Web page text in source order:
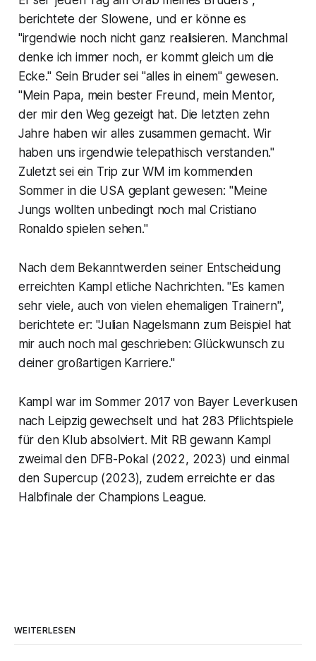
berichtete der Slowene, und er könne es
"irgendwie noch nicht ganz realisieren. Manchmal
denke ich immer noch, er kommt gleich um die
Ecke." Sein Bruder sei "alles in einem" gewesen.
"Mein Papa, mein bester Freund, mein Mentor,
der mir den Weg gezeigt hat. Die letzten zehn
Jahre haben wir alles zusammen gemacht. Wir
haben uns irgendwie telepathisch verstanden."
Zuletzt sei ein Trip zur WM im kommenden
Sommer in die USA geplant gewesen: "Meine
Jungs wollten unbedingt noch mal Cristiano
Ronaldo spielen sehen."
Nach dem Bekanntwerden seiner Entscheidung
erreichten Kampl etliche Nachrichten. "Es kamen
sehr viele, auch von vielen ehemaligen Trainern",
berichtete er: "Julian Nagelsmann zum Beispiel hat
mir auch noch mal geschrieben: Glückwunsch zu
deiner großartigen Karriere."
Kampl war im Sommer 2017 von Bayer Leverkusen
nach Leipzig gewechselt und hat 283 Pflichtspiele
für den Klub absolviert. Mit RB gewann Kampl
zweimal den DFB-Pokal (2022, 2023) und einmal
den Supercup (2023), zudem erreichte er das
Halbfinale der Champions League.
WEITERLESEN